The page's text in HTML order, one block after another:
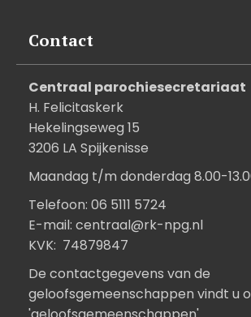
Contact
Centraal parochiesecretariaat
H. Felicitaskerk
Hekelingseweg 15
3206 LA Spijkenisse
Maandag t/m donderdag 8.00-
Telefoon: 06 5111 5724
E-mail: centraal@rk-npg.nl
KVK: 74879847
De contactgegevens van de
geloofsgemeenschappen vindt u